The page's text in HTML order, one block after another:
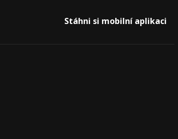
Stáhni si mobilní aplikaci